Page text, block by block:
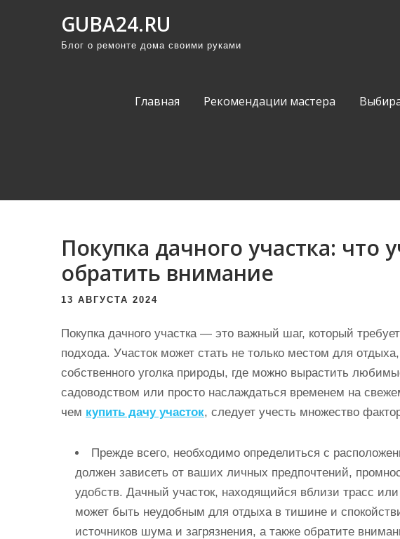
GUBA24.RU
Блог о ремонте дома своими руками
Главная Рекомендации мастера
Покупка дачного участка: что
обратить внимание
13 АВГУСТА 2024
Покупка дачного участка — это важный шаг, который
подхода. Участок может стать не только местом для
собственного уголка природы, где можно вырастить
садоводством или просто наслаждаться временем на
чем купить дачу участок, следует учесть множество
Прежде всего, необходимо определиться с
должен зависеть от ваших личных предпочтений,
удобств. Дачный участок, находящийся вблизи трасс
может быть неудобным для отдыха в тишине и
источников шума и загрязнения, а также обратите